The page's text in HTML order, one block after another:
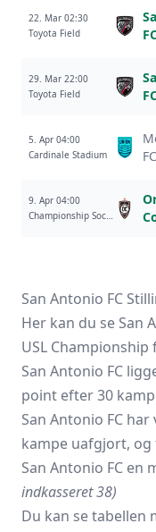
22. Mar 02:30
Toyota Field
29. Mar 22:00
Toyota Field
5. Apr 04:00
Cardinale Stadium
FC
9. Apr 04:00
Championship Soccer Stadium
San Antonio FC
Her kan du se San
USL
San Antonio FC
point efter 30
San Antonio FC
kampe uafgjort,
San Antonio FC en
indkasseret 38)
Du kan se tabellen